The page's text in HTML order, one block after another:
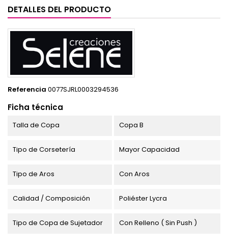
DETALLES DEL PRODUCTO
Referencia 0077SJRL0003294536
Ficha técnica
Talla de Copa Copa B
Tipo de Corsetería Mayor Capacidad
Tipo de Aros Con Aros
Calidad / Composición Poliéster Lycra
Tipo de Copa de Sujetador Con Relleno ( Sin Push )